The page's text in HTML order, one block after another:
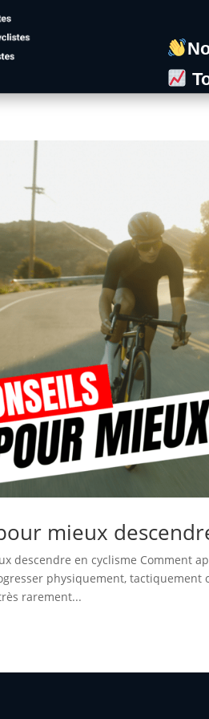
mieux
descendre en cyclisme Comment
physiquement, tactiquement
rarement...